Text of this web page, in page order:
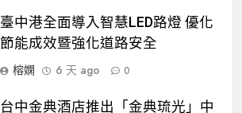
臺中港全面導入智慧LED路燈 優化
節能成效暨強化道路安全
榕嫻
6 天 ago 0
台中金典酒店推出「金典琉光」中